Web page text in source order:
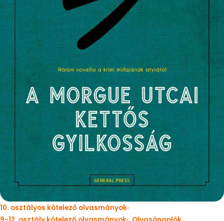
10. osztályos kötelező olvasmányok